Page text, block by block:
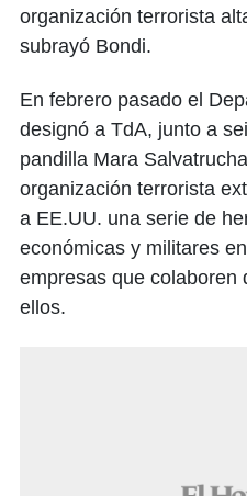
organización terrorista
subrayó Bondi.
En febrero pasado el
designó a TdA, junto a
pandilla Mara
organización terrorista
a EE.UU. una serie de
económicas y militares
empresas que colaboren
ellos.